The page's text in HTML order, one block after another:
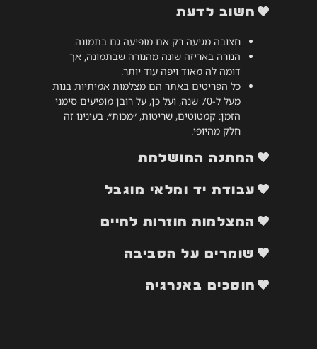
חשוב לדעת
חצובה מגיעה רק אם מופיעה גם בתמונה.
הנורה באריזה שונה מהנורה שבתמונה, אך
דומה לה מאוד ויפה עוד יותר.
כל הפריטים באתר הם מצלמות אמיתיות בנות
מעל ל-70 שנה, ועל כן, על רובן מופיעים סימני
הזמן: קמטוטים, שריטות, ״מכות״. בעינינו זה
חלק מהיופי.
המתנה המושלמת
עבודת יד ומלאי מוגבל
המצלמות חוזרות לחיים
שומרים על הסביבה
חוסכים באנרגיה